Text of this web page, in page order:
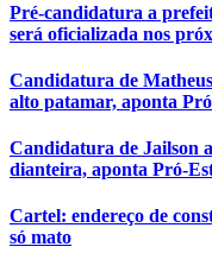
Pré-candidatura a
será oficializada nos
Candidatura de
alto patamar, aponta
Candidatura de Jailson
dianteira, aponta Pró-
Cartel: endereço de
só mato